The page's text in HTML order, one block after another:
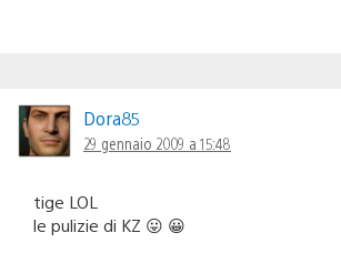
Dora85
29 gennaio 2009 a 15:48
tige LOL
le pulizie di KZ 😛 😀